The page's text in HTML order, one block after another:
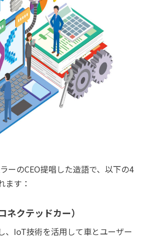
ーのCEO提唱した造語で、以下の4
ます：
クテッドカー）
、IoT技術を活用して車とユーザー